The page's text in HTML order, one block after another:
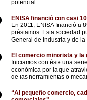
potencial.
ENISA financió con casi
En 2011, ENISA financió a
préstamos. Esta sociedad
General de Industria y de
El comercio minorista y la
Iniciamos con éste una
económica por la que
de las herramientas o
“Al pequeño comercio,